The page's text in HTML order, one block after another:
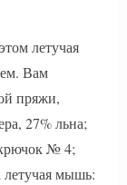
летучая
Вам
пряжи,
27% льна;
№ 4;
мышь: